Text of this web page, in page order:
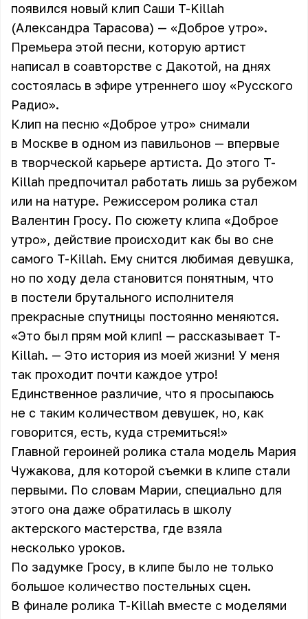
появился новый клип Саши T-Killah
(Александра Тарасова) — «Доброе утро».
Премьера этой песни, которую артист
написал в соавторстве с Дакотой, на днях
состоялась в эфире утреннего шоу «Русского
Радио».
Клип на песню «Доброе утро» снимали
в Москве в одном из павильонов — впервые
в творческой карьере артиста. До этого T-
Killah предпочитал работать лишь за рубежом
или на натуре. Режиссером ролика стал
Валентин Гросу. По сюжету клипа «Доброе
утро», действие происходит как бы во сне
самого T-Killah. Ему снится любимая девушка,
но по ходу дела становится понятным, что
в постели брутального исполнителя
прекрасные спутницы постоянно меняются.
«Это был прям мой клип! — рассказывает T-
Killah. — Это история из моей жизни! У меня
так проходит почти каждое утро!
Единственное различие, что я просыпаюсь
не с таким количеством девушек, но, как
говорится, есть, куда стремиться!»
Главной героиней ролика стала модель Мария
Чужакова, для которой съемки в клипе стали
первыми. По словам Марии, специально для
этого она даже обратилась в школу
актерского мастерства, где взяла
несколько уроков.
По задумке Гросу, в клипе было не только
большое количество постельных сцен.
В финале ролика T-Killah вместе с моделями